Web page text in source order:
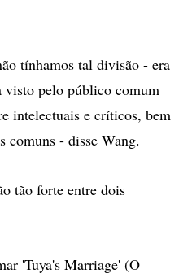
tínhamos tal divisão - era
pelo público comum
intelectuais e críticos, bem
comuns - disse Wang.
tão forte entre dois
'Tuya's Marriage' (O